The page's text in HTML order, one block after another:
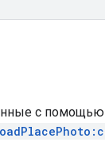
с помощью